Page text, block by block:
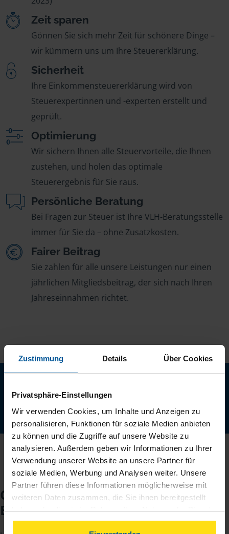
Zustimmung Details Über Cookies
Privatsphäre-Einstellungen
Wir verwenden Cookies, um Inhalte und Anzeigen zu
personalisieren, Funktionen für soziale Medien anbieten
zu können und die Zugriffe auf unsere Website zu
analysieren. Außerdem geben wir Informationen zu Ihrer
Verwendung unserer Website an unsere Partner für
soziale Medien, Werbung und Analysen weiter. Unsere
Partner führen diese Informationen möglicherweise mit
weiteren Daten zusammen, die Sie ihnen bereitgestellt
haben oder die sie im Rahmen Ihrer Nutzung der Dienste
gesammelt haben. Indem Sie auf Einverstanden klicken,
Zeit sparen
Gönnen Sie sich mehr Zeit für schönere Dinge –
wir kümmern uns um Ihre Steuererklärung.
Sicherheit
Ihre Einkommensteuererklärung wird von
Steuerexpertinnen und -experten erstellt und
geprüft.
Optimierung
Wir sichern Ihnen alle Steuervorteile, die Ihnen
zustehen, und holen das optimale
Steuerergebnis für Sie raus.
Persönliche Beratung
Bei Fragen zur Steuer ist Ihre VLH-Beratungsstelle
immer für Sie da – ohne Zusatzkosten.
Fairer Beitrag
Sie zahlen für alle unsere Leistungen nur einen
jährlichen Mitgliedsbeitrag, der sich nach Ihren
Jahreseinnahmen richtet.
Neu: Jetzt auch digital Mitglied werden!
Schnell, einfach und komplett online - ohne Termin.
Jetzt digital starten
Checkliste für Ihr
Beratungsgespräch